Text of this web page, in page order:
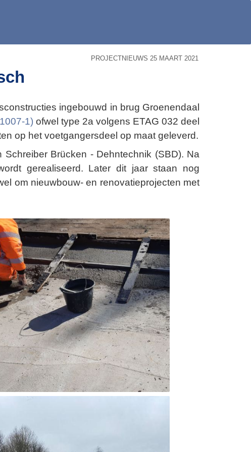
PROJECTNIEUWS 25 MAART 2021
ingebouwd in brug Groenendaal
1) ofwel type 2a volgens ETAG 032 deel
op het voetgangersdeel op maat geleverd.
Brücken - Dehntechnik (SBD). Na
gerealiseerd. Later dit jaar staan nog
om nieuwbouw- en renovatieprojecten met